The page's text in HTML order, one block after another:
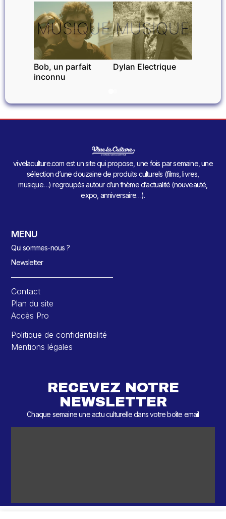
MUSIQUE
Bob, un parfait
inconnu
MUSIQUE
Dylan Electrique
vivelaculture.com est un site qui propose, une fois par semaine, une
sélection d’une douzaine de produits culturels (films, livres,
musique…) regroupés autour d’un thème d’actualité (nouveauté,
expo, anniversaire…).
MENU
Qui sommes-nous ?
Newsletter
Contact
Plan du site
Accès Pro
Politique de confidentialité
Mentions légales
RECEVEZ NOTRE
NEWSLETTER
Chaque semaine une actu culturelle dans votre boîte email